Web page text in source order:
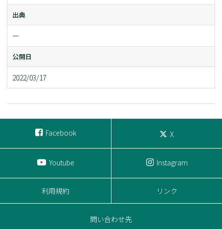
出典
ー
公開日
2022/03/17
Facebook X
Youtube Instagram
利用規約 リンク
問い合わせ先